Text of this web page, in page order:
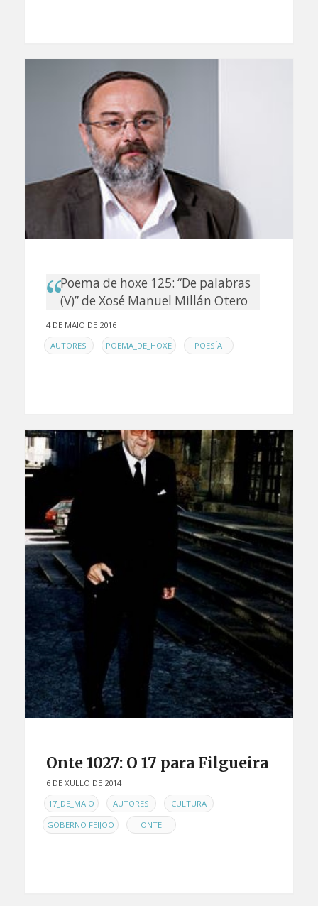
Poema de hoxe 125: “De palabras
(V)” de Xosé Manuel Millán Otero
4 DE MAIO DE 2016
ENAUTORES , POEMA_DE_HOXE , POESÍA
Onte 1027: O 17 para Filgueira
6 DE XULLO DE 2014
EN17_DE_MAIO , AUTORES , CULTURA ,
GOBERNO FEIJOO , ONTE